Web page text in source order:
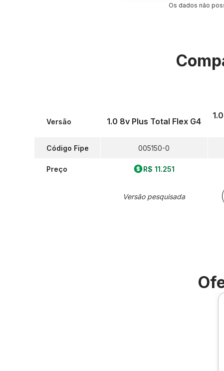
Os dados não
Versão
Código Fipe
Preço
1.0 8v Plus Total Flex G4
005150-0
R$ 11.251
Versão pesquisada